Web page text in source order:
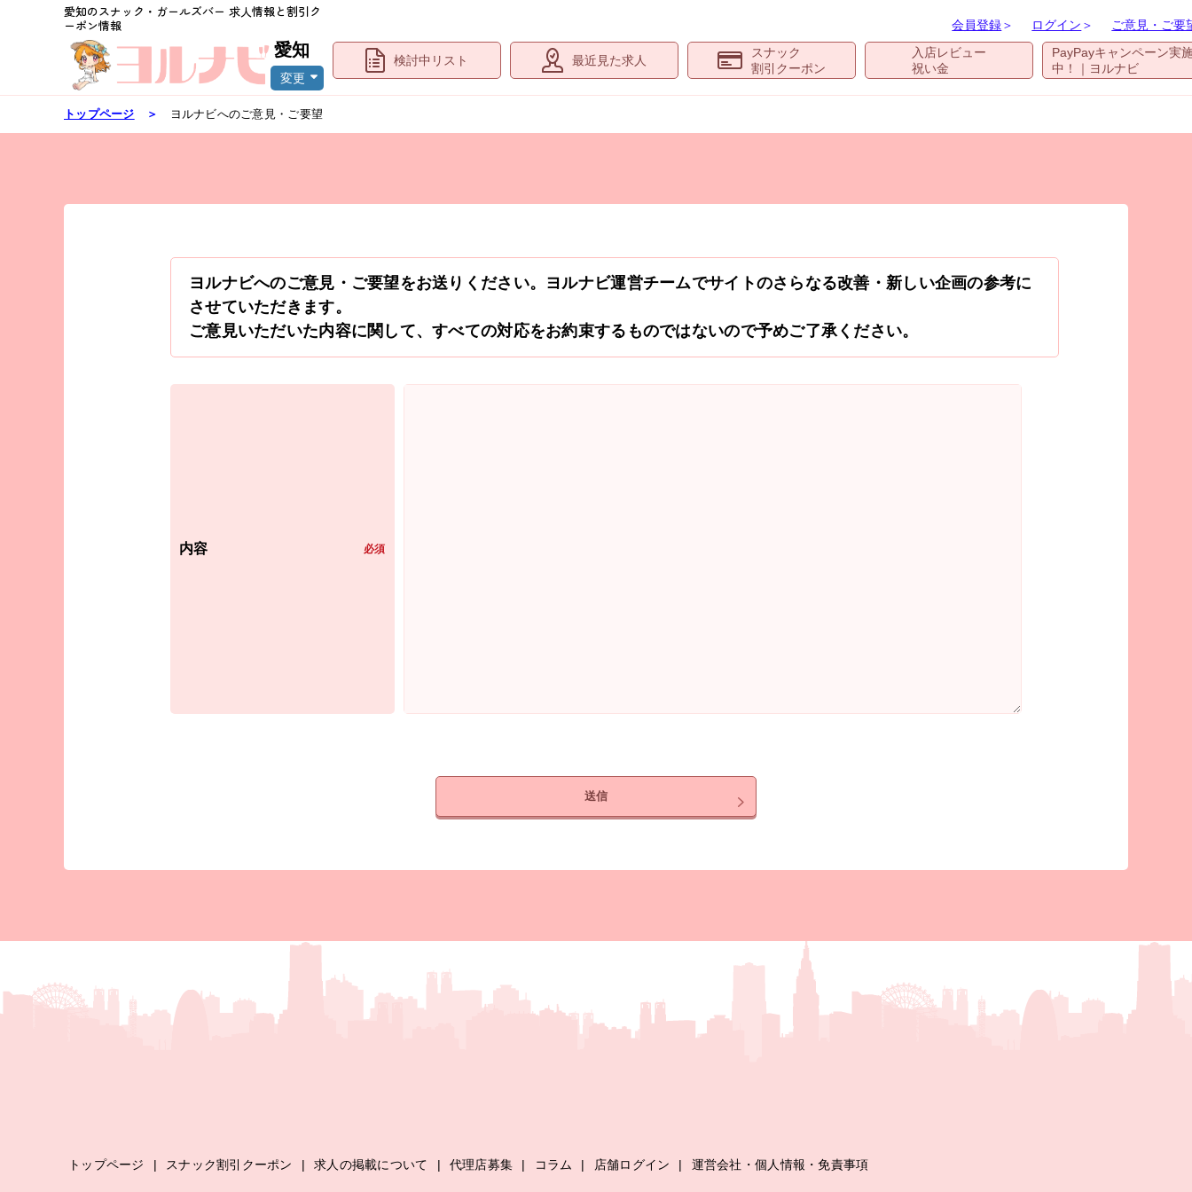
愛知のスナック・ガールズバー 求人情報と割引ク
ーポン情報
愛知
変更
会員登録＞ ログイン ＞ ご意見・ご要
検討中リスト 最近見た求人
スナック
割引クーポン
入店レビュー
祝い金
PayPayキャンペーン実
中！｜ヨルナビ
トップページ ＞ ヨルナビへのご意見・ご要望
ヨルナビへのご意見・ご要望をお送りください。ヨルナビ運営チームでサイトのさらなる改善・新しい企画の参考に
させていただきます。
ご意見いただいた内容に関して、すべての対応をお約束するものではないので予めご了承ください。
内容 必須
送信
トップページ | スナック割引クーポン | 求人の掲載について | 代理店募集 | コラム | 店舗ログイン | 運営会社・個人情報・免責事項